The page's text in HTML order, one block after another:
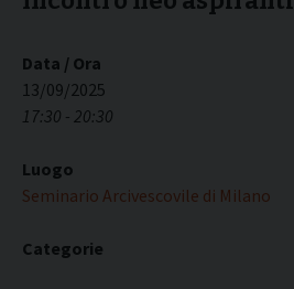
Data / Ora
13/09/2025
17:30 - 20:30
Luogo
Seminario Arcivescovile di Milano
Categorie